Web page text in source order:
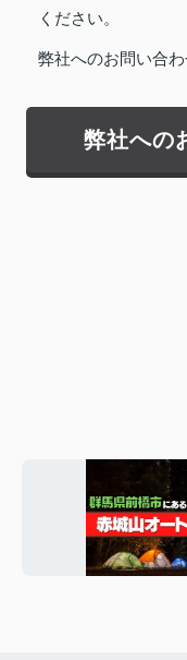
ください。
弊社へのお問い合
弊社への